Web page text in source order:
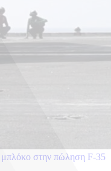
στην πώληση F-35